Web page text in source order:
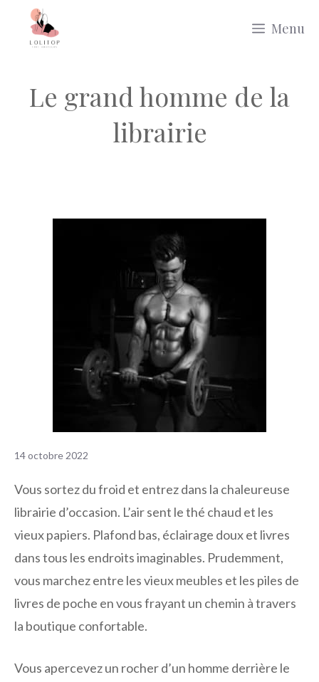
Menu
Le grand homme de la
librairie
14 octobre 2022
Vous sortez du froid et entrez dans la chaleureuse
librairie d’occasion. L’air sent le thé chaud et les
vieux papiers. Plafond bas, éclairage doux et livres
dans tous les endroits imaginables. Prudemment,
vous marchez entre les vieux meubles et les piles de
livres de poche en vous frayant un chemin à travers
la boutique confortable.
Vous apercevez un rocher d’un homme derrière le